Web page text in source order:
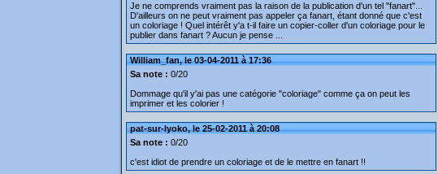
Je ne comprends vraiment pas la raison de la publication d'un tel "fanart"...
D'ailleurs on ne peut vraiment pas appeler ça fanart, étant donné que c'est
un coloriage ! Quel intérêt y'a t-il faire un copier-coller d'un coloriage pour le
publier dans fanart ? Aucun je pense ...
William_fan, le 03-04-2011 à 17:36
Sa note : 0/20
Dommage qu'il y'ai pas une catégorie "coloriage" comme ça on peut les
imprimer et les colorier !
pat-sur-lyoko, le 25-02-2011 à 20:08
Sa note : 0/20
c'est idiot de prendre un coloriage et de le mettre en fanart !!